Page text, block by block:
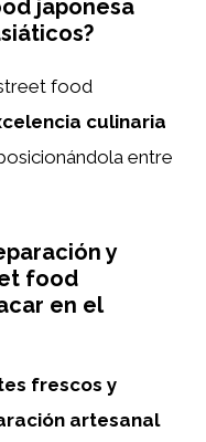
japonesa
food
culinaria
entre
y
food
en el
frescos y
artesanal